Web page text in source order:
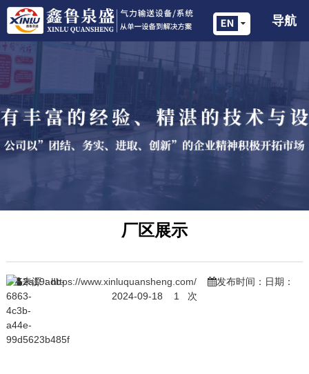
导航
厂区展示
来源：https://www.xinluquansheng.com/
发布时间：日期：
2024-09-18
1 次